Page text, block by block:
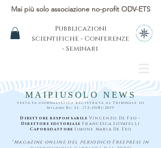
Mai più solo associazione no-profit ODV-ETS
Pubblicazioni
scientifiche - Conferenze
- Seminari
MAIPIUSOLO NEWS
testata giornalistica registrata al Tribunale di
Milano Rg. St. 172-10181 /2019
Direttore responsabile Vincenzo De Feo -
Direttore editoriale Francesca Lovatelli
Caporedattore Simone Maria De Feo
"Magazine online del periodico Freepress in